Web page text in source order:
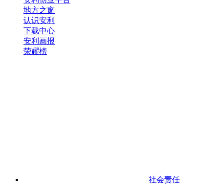
地方之窗
认识安利
下载中心
安利画报
荣耀榜
社会责任